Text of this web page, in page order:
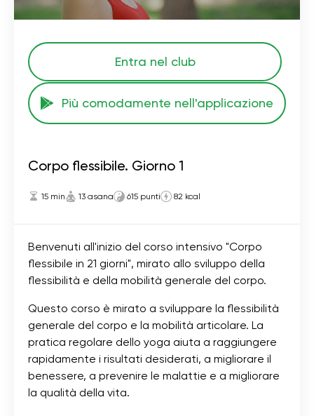
Entra nel club
Più comodamente nell'applicazione
Corpo flessibile. Giorno 1
15 min 13 asana 615 punti 82 kcal
Benvenuti all'inizio del corso intensivo "Corpo
flessibile in 21 giorni", mirato allo sviluppo della
flessibilità e della mobilità generale del corpo.
Questo corso è mirato a sviluppare la flessibilità
generale del corpo e la mobilità articolare. La
pratica regolare dello yoga aiuta a raggiungere
rapidamente i risultati desiderati, a migliorare il
benessere, a prevenire le malattie e a migliorare
la qualità della vita.